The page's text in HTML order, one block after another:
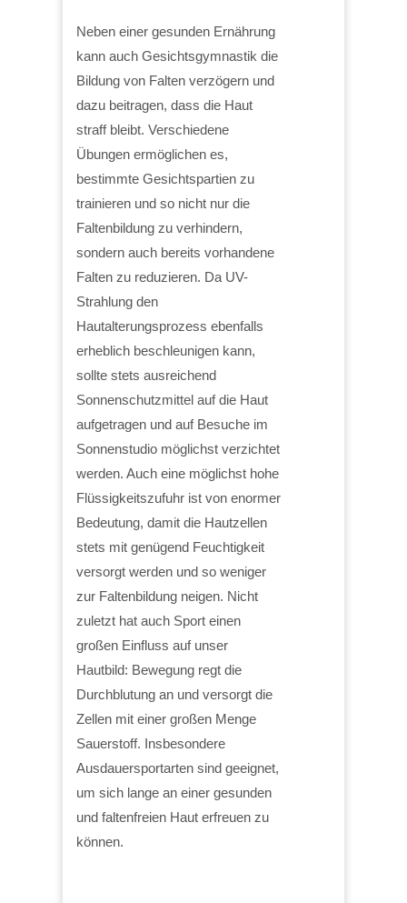
Neben einer gesunden Ernährung
kann auch Gesichtsgymnastik die
Bildung von Falten verzögern und
dazu beitragen, dass die Haut
straff bleibt. Verschiedene
Übungen ermöglichen es,
bestimmte Gesichtspartien zu
trainieren und so nicht nur die
Faltenbildung zu verhindern,
sondern auch bereits vorhandene
Falten zu reduzieren. Da UV-
Strahlung den
Hautalterungsprozess ebenfalls
erheblich beschleunigen kann,
sollte stets ausreichend
Sonnenschutzmittel auf die Haut
aufgetragen und auf Besuche im
Sonnenstudio möglichst verzichtet
werden. Auch eine möglichst hohe
Flüssigkeitszufuhr ist von enormer
Bedeutung, damit die Hautzellen
stets mit genügend Feuchtigkeit
versorgt werden und so weniger
zur Faltenbildung neigen. Nicht
zuletzt hat auch Sport einen
großen Einfluss auf unser
Hautbild: Bewegung regt die
Durchblutung an und versorgt die
Zellen mit einer großen Menge
Sauerstoff. Insbesondere
Ausdauersportarten sind geeignet,
um sich lange an einer gesunden
und faltenfreien Haut erfreuen zu
können.